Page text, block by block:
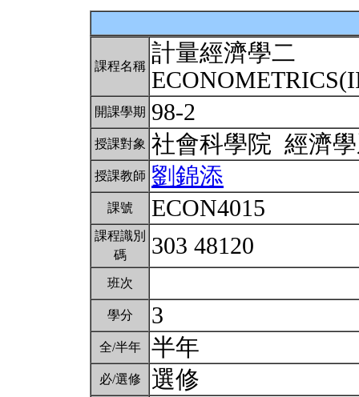
課程名稱 計量經濟學二
開課學期 98-2
授課對象 社會科學院 經濟
授課教師 劉錦添
課號 ECON4015
課程識別
碼
303 48120
班次
學分 3
全/半年 半年
必/選修 選修